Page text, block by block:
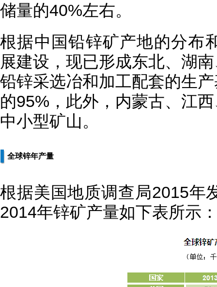
储量的40%左右。
根据中国铅锌矿产地的分布
展建设，现已形成东北、湖
铅锌采选冶和加工配套的生
的95%，此外，内蒙古、江
中小型矿山。
全球锌年产量
根据美国地质调查局2015年
2014年锌矿产量如下表所示